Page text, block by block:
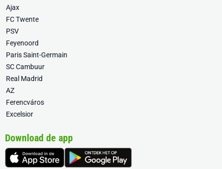
Ajax
FC Twente
PSV
Feyenoord
Paris Saint-Germain
SC Cambuur
Real Madrid
AZ
Ferencváros
Excelsior
Download de app